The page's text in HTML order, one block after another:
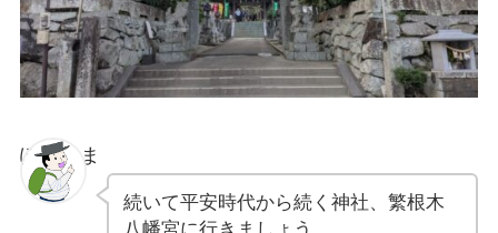
ぽちゃま
続いて平安時代から続く神社、繁根木